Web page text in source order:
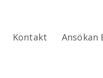
Kontakt Ansökan